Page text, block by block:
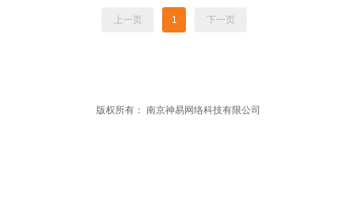
● 实时在线切换，支持重启切换
● 支持PCI PCI-E X1/X16等多种插槽
上一页 1 下一页
版权所有： 南京神易网络科技有限公司